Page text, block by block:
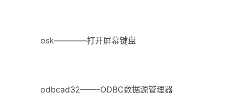
osk————打开屏幕键盘
odbcad32——-ODBC数据源管理器